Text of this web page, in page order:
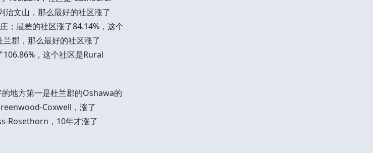
治文山，那么最好的社区涨了
；最差的社区涨了84.14%，这个
郡，那么最好的社区涨了
，这个社区是Rural
地方第一是杜兰郡的Oshawa的
Coxwell，涨了
Rosethorn，10年才涨了